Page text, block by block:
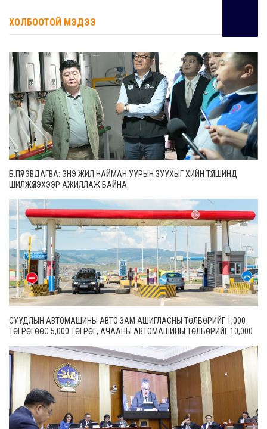
ХОЛБООТОЙ МЭДЭЭ
Б.ПҮРЭВДАГВА: ЭНЭ ЖИЛ НАЙМАН УУРЫН ЗУУХЫГ ХИЙН ТҮЛШИНД
ШИЛЖҮҮЛЭХЭЭР АЖИЛЛАЖ БАЙНА
СУУДЛЫН АВТОМАШИНЫ АВТО ЗАМ АШИГЛАСНЫ ТӨЛБӨРИЙГ 1,000
ТӨГРӨГӨӨС 5,000 ТӨГРӨГ, АЧААНЫ АВТОМАШИНЫ ТӨЛБӨРИЙГ 10,000